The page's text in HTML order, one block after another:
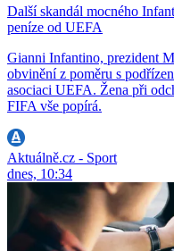
Další skandál mocného
peníze od UEFA
Gianni Infantino, prezident
obvinění z poměru s
asociaci UEFA. Žena při
FIFA vše popírá.
Aktuálně.cz - Sport
dnes, 10:34